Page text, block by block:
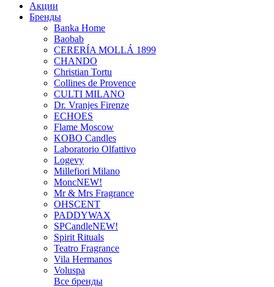
Акции
Бренды
Banka Home
Baobab
CERERÍA MOLLÁ 1899
CHANDO
Christian Tortu
Collines de Provence
CULTI MILANO
Dr. Vranjes Firenze
ECHOES
Flame Moscow
KOBO Candles
Laboratorio Olfattivo
Logevy
Millefiori Milano
MoncNEW!
Mr & Mrs Fragrance
OHSCENT
PADDYWAX
SPCandleNEW!
Spirit Rituals
Teatro Fragrance
Vila Hermanos
Voluspa
Все бренды